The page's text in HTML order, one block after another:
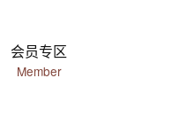
会员专区
Member